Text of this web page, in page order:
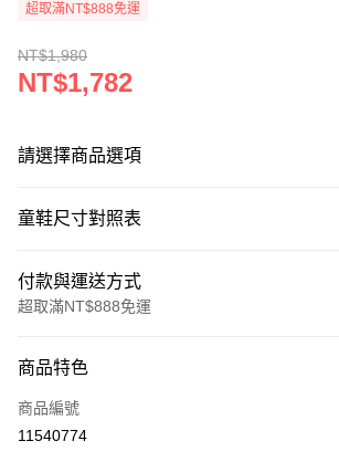
超取滿NT$888免運
NT$1,980
NT$1,782
請選擇商品選項
童鞋尺寸對照表
付款與運送方式
超取滿NT$888免運
信用卡一次付款
信用卡分期付款
商品特色
商品編號
11540774